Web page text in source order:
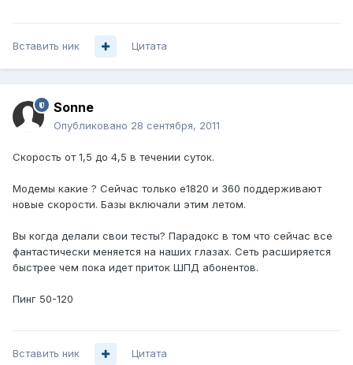
Вставить ник Цитата
Sonne
Опубликовано 28 сентября, 2011
Скорость от 1,5 до 4,5 в течении суток.
Модемы какие ? Сейчас только e1820 и 360 поддерживают
новые скорости. Базы включали этим летом.
Вы когда делали свои тесты? Парадокс в том что сейчас все
фантастически меняется на наших глазах. Сеть расширяется
быстрее чем пока идет приток ШПД абонентов.
Пинг 50-120
Вставить ник Цитата